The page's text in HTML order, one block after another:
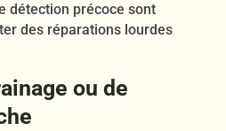
détection précoce sont
des réparations lourdes
ou de